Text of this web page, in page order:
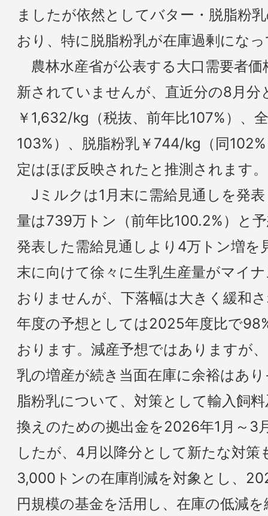
ましたが依然としてバター・脱脂粉
おり、特に脱脂粉乳が在庫過剰にな
農林水産省が公表する大口需要者
新されていませんが、直近分の8月分
￥1,632/kg（税抜、前年比107%）、
103%）、脱脂粉乳￥744/kg（同
定はほぼ反映されたと推測されます。
Jミルクは1月末に需給見通しを発
量は739万トン（前年比100.2%）と
発表した需給見通しより4万トン増を
末に向けて徐々に生乳生産量がマイ
おりませんが、下落幅は大きく緩和
年度の予想としては2025年度比で
おります。減産予想ではありますが
乳の増産が続き当面在庫に余裕はあ
脂粉乳について、対策として輸入飼
換えのための拠出金を2026年1月～3
したが、4月以降分として新たな対策
3,000トンの在庫削減を対象とし、
円規模の基金を活用し、在庫の低減